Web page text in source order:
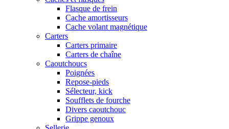
Flasque de frein
Cache amortisseurs
Cache volant magnétique
Carters
Carters primaire
Carters de chaîne
Caoutchoucs
Poignées
Repose-pieds
Sélecteur, kick
Soufflets de fourche
Divers caoutchouc
Grippe genoux